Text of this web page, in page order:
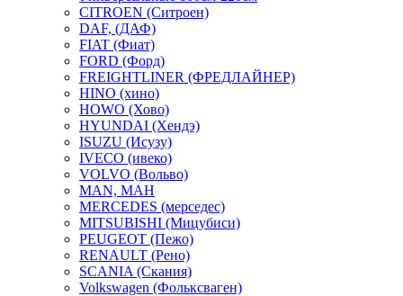
CITROEN (Ситроен)
DAF, (ДАФ)
FIAT (Фиат)
FORD (Форд)
FREIGHTLINER (ФРЕДЛАЙНЕР)
HINO (хино)
HOWO (Хово)
HYUNDAI (Хендэ)
ISUZU (Исузу)
IVECO (ивеко)
VOLVO (Вольво)
MAN, МАН
MERCEDES (мерседес)
MITSUBISHI (Мицубиси)
PEUGEOT (Пежо)
RENAULT (Рено)
SCANIA (Скания)
Volkswagen (Фольксваген)